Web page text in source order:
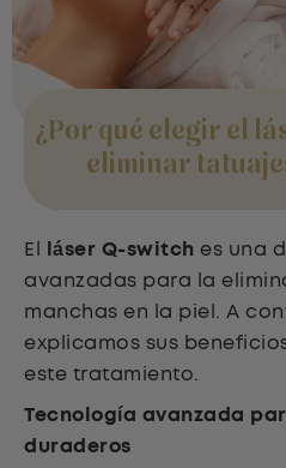
¿Por qué elegir el
eliminar
El láser Q-switch es una
avanzadas para la
manchas en la piel. A
explicamos sus
este tratamiento.
Tecnología avanzada
duraderos